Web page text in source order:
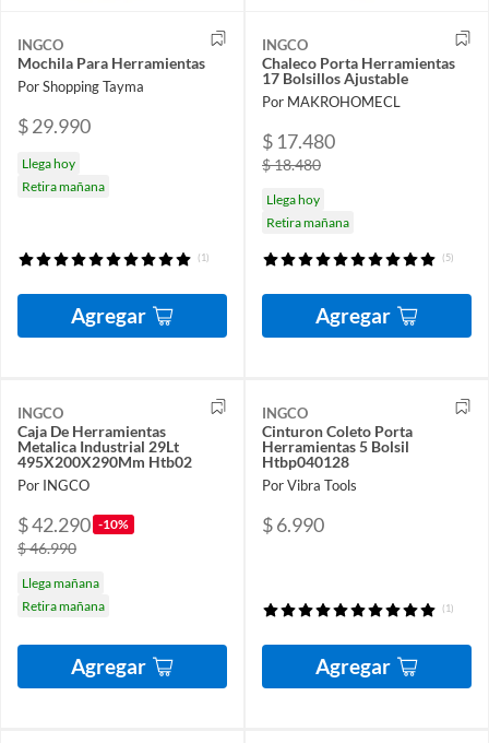
INGCO
Mochila Para Herramientas
Por Shopping Tayma
$ 29.990
Llega hoy
Retira mañana
(1)
Agregar
INGCO
Chaleco Porta Herramientas
17 Bolsillos Ajustable
Por MAKROHOMECL
$ 17.480
$ 18.480
Llega hoy
Retira mañana
(5)
Agregar
INGCO
Caja De Herramientas
Metalica Industrial 29Lt
495X200X290Mm Htb02
Por INGCO
$ 42.290 -10%
$ 46.990
Llega mañana
Retira mañana
Agregar
INGCO
Cinturon Coleto Porta
Herramientas 5 Bolsil
Htbp040128
Por Vibra Tools
$ 6.990
(1)
Agregar